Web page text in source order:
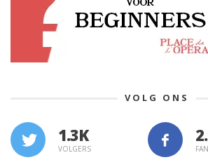
VOLG ONS
1.3K
VOLGERS